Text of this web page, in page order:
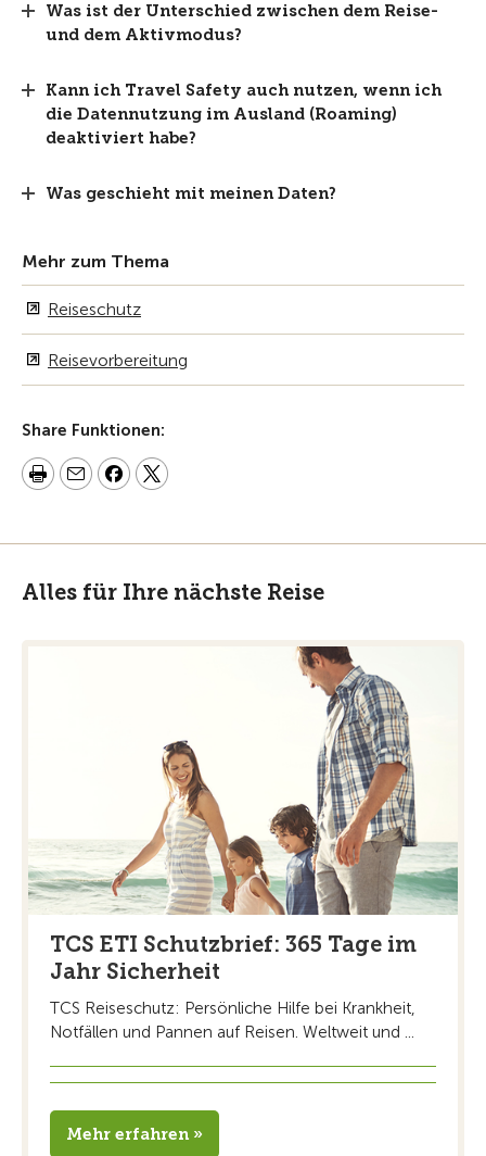
Was ist der Unterschied zwischen dem Reise-
und dem Aktivmodus?
Kann ich Travel Safety auch nutzen, wenn ich
die Datennutzung im Ausland (Roaming)
deaktiviert habe?
Was geschieht mit meinen Daten?
Mehr zum Thema
Reiseschutz
Reisevorbereitung
Share Funktionen:
Alles für Ihre nächste Reise
TCS ETI Schutzbrief: 365 Tage im
Jahr Sicherheit
TCS Reiseschutz: Persönliche Hilfe bei Krankheit,
Notfällen und Pannen auf Reisen. Weltweit und ...
Mehr erfahren »